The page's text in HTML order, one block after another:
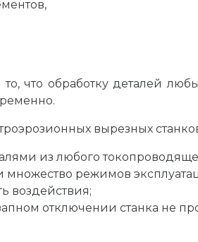
что обработку деталей
вырезных
из любого
множество режимов
воздействия;
отключении станка не